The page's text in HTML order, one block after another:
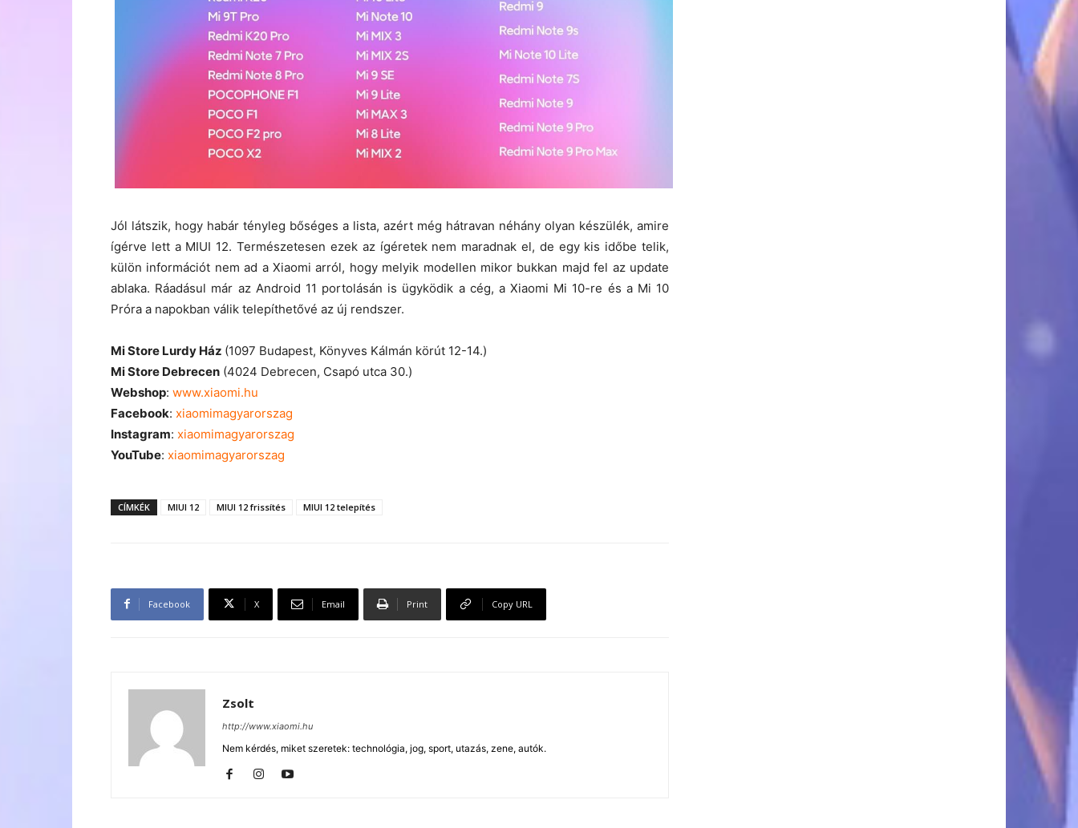
Jól látszik, hogy habár tényleg bőséges a lista, azért még hátravan néhány olyan készülék, amire
ígérve lett a MIUI 12. Természetesen ezek az ígéretek nem maradnak el, de egy kis időbe telik,
külön információt nem ad a Xiaomi arról, hogy melyik modellen mikor bukkan majd fel az update
ablaka. Ráadásul már az Android 11 portolásán is ügyködik a cég, a Xiaomi Mi 10-re és a Mi 10
Próra a napokban válik telepíthetővé az új rendszer.
Mi Store Lurdy Ház (1097 Budapest, Könyves Kálmán körút 12-14.)
Mi Store Debrecen (4024 Debrecen, Csapó utca 30.)
Webshop: www.xiaomi.hu
Facebook: xiaomimagyarorszag
Instagram: xiaomimagyarorszag
YouTube: xiaomimagyarorszag
CÍMKÉK MIUI 12 MIUI 12 frissítés MIUI 12 telepítés
Facebook X Email Print Copy URL
Zsolt
http://www.xiaomi.hu
Nem kérdés, miket szeretek: technológia, jog, sport, utazás, zene, autók.